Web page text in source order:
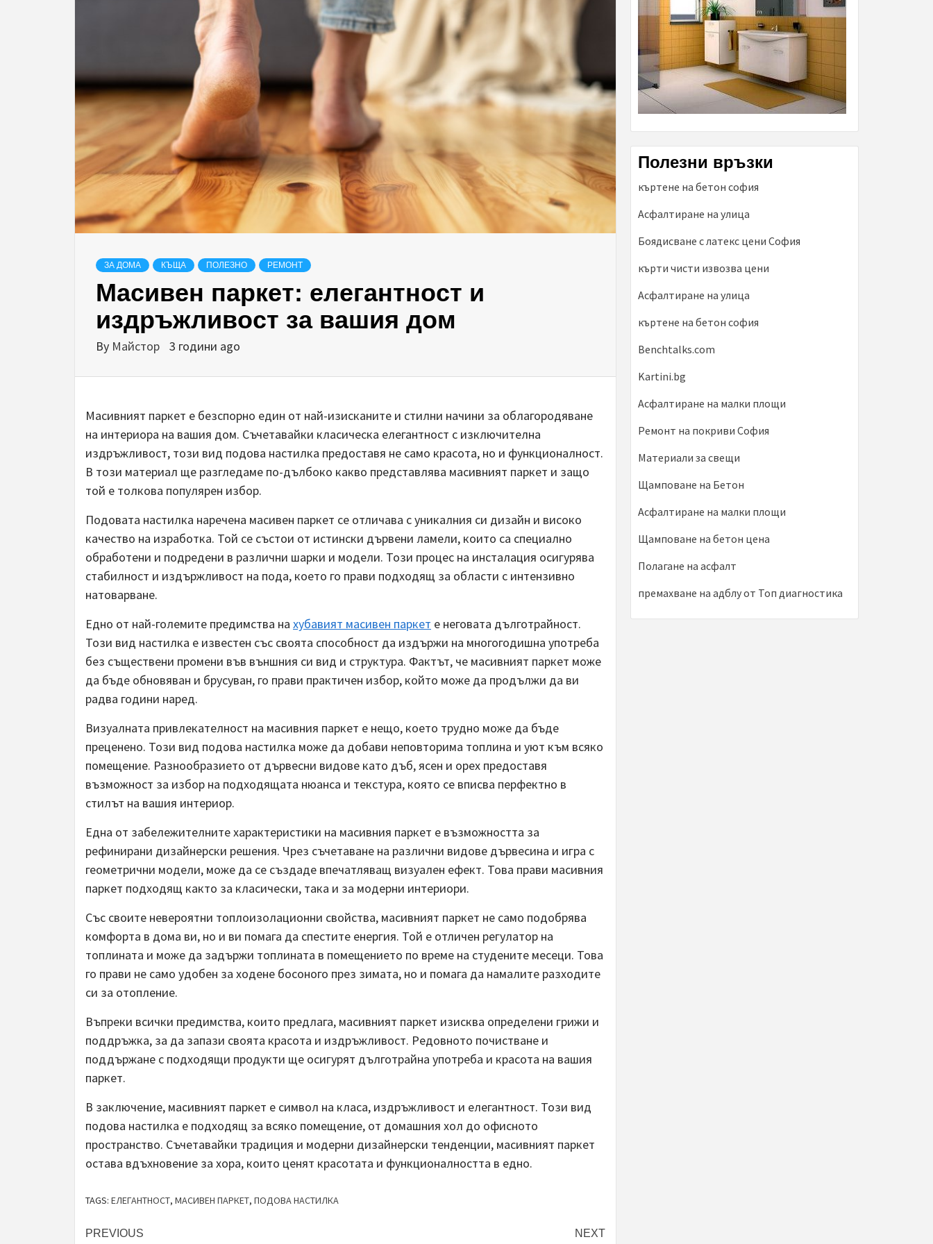
ЗА ДОМА КЪЩА ПОЛЕЗНО РЕМОНТ
Масивен паркет: елегантност и
издръжливост за вашия дом
By Майстор 3 години ago
Масивният паркет е безспорно един от най-изисканите и стилни начини за облагородяване
на интериора на вашия дом. Съчетавайки класическа елегантност с изключителна
издръжливост, този вид подова настилка предоставя не само красота, но и функционалност.
В този материал ще разгледаме по-дълбоко какво представлява масивният паркет и защо
той е толкова популярен избор.
Подовата настилка наречена масивен паркет се отличава с уникалния си дизайн и високо
качество на изработка. Той се състои от истински дървени ламели, които са специално
обработени и подредени в различни шарки и модели. Този процес на инсталация осигурява
стабилност и издържливост на пода, което го прави подходящ за области с интензивно
натоварване.
Едно от най-големите предимства на хубавият масивен паркет е неговата дълготрайност.
Този вид настилка е известен със своята способност да издържи на многогодишна употреба
без съществени промени във външния си вид и структура. Фактът, че масивният паркет може
да бъде обновяван и брусуван, го прави практичен избор, който може да продължи да ви
радва години наред.
Визуалната привлекателност на масивния паркет е нещо, което трудно може да бъде
преценено. Този вид подова настилка може да добави неповторима топлина и уют към всяко
помещение. Разнообразието от дървесни видове като дъб, ясен и орех предоставя
възможност за избор на подходящата нюанса и текстура, която се вписва перфектно в
стилът на вашия интериор.
Една от забележителните характеристики на масивния паркет е възможността за
рефинирани дизайнерски решения. Чрез съчетаване на различни видове дървесина и игра с
геометрични модели, може да се създаде впечатляващ визуален ефект. Това прави масивния
паркет подходящ както за класически, така и за модерни интериори.
Със своите невероятни топлоизолационни свойства, масивният паркет не само подобрява
комфорта в дома ви, но и ви помага да спестите енергия. Той е отличен регулатор на
топлината и може да задържи топлината в помещението по време на студените месеци. Това
го прави не само удобен за ходене босоного през зимата, но и помага да намалите разходите
си за отопление.
Въпреки всички предимства, които предлага, масивният паркет изисква определени грижи и
поддръжка, за да запази своята красота и издръжливост. Редовното почистване и
поддържане с подходящи продукти ще осигурят дълготрайна употреба и красота на вашия
паркет.
В заключение, масивният паркет е символ на класа, издръжливост и елегантност. Този вид
подова настилка е подходящ за всяко помещение, от домашния хол до офисното
пространство. Съчетавайки традиция и модерни дизайнерски тенденции, масивният паркет
остава вдъхновение за хора, които ценят красотата и функционалността в едно.
TAGS: ЕЛЕГАНТНОСТ, МАСИВЕН ПАРКЕТ, ПОДОВА НАСТИЛКА
Post
PREVIOUS NEXT
Полезни връзки
къртене на бетон софия
Асфалтиране на улица
Боядисване с латекс цени София
кърти чисти извозва цени
Асфалтиране на улица
къртене на бетон софия
Benchtalks.com
Kartini.bg
Асфалтиране на малки площи
Ремонт на покриви София
Материали за свещи
Щамповане на Бетон
Асфалтиране на малки площи
Щамповане на бетон цена
Полагане на асфалт
премахване на адблу от Топ диагностика